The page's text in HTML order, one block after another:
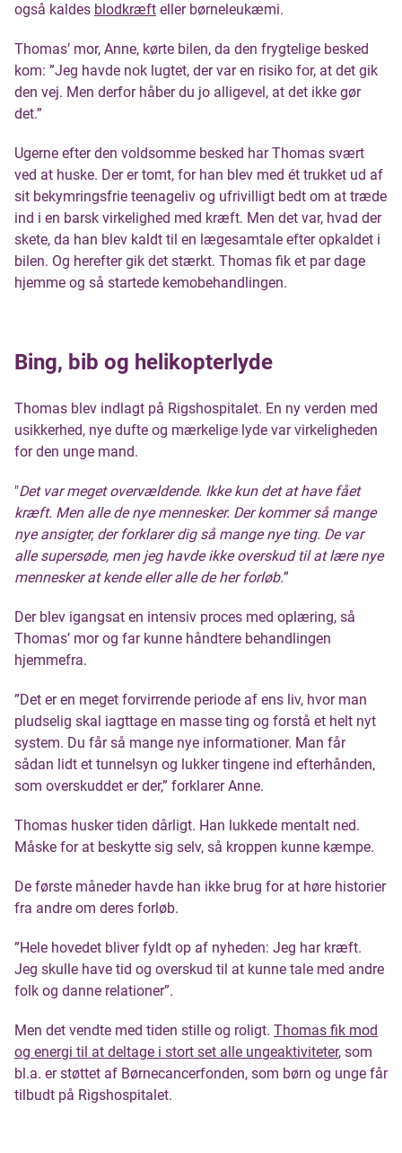
også kaldes blodkræft eller børneleukæmi.
Thomas’ mor, Anne, kørte bilen, da den frygtelige besked
kom: ”Jeg havde nok lugtet, der var en risiko for, at det gik
den vej. Men derfor håber du jo alligevel, at det ikke gør
det.”
Ugerne efter den voldsomme besked har Thomas svært
ved at huske. Der er tomt, for han blev med ét trukket ud af
sit bekymringsfrie teenageliv og ufrivilligt bedt om at træde
ind i en barsk virkelighed med kræft. Men det var, hvad der
skete, da han blev kaldt til en lægesamtale efter opkaldet i
bilen. Og herefter gik det stærkt. Thomas fik et par dage
hjemme og så startede kemobehandlingen.
Bing, bib og helikopterlyde
Thomas blev indlagt på Rigshospitalet. En ny verden med
usikkerhed, nye dufte og mærkelige lyde var virkeligheden
for den unge mand.
"Det var meget overvældende. Ikke kun det at have fået
kræft. Men alle de nye mennesker. Der kommer så mange
nye ansigter, der forklarer dig så mange nye ting. De var
alle supersøde, men jeg havde ikke overskud til at lære nye
mennesker at kende eller alle de her forløb.”
Der blev igangsat en intensiv proces med oplæring, så
Thomas’ mor og far kunne håndtere behandlingen
hjemmefra.
”Det er en meget forvirrende periode af ens liv, hvor man
pludselig skal iagttage en masse ting og forstå et helt nyt
system. Du får så mange nye informationer. Man får
sådan lidt et tunnelsyn og lukker tingene ind efterhånden,
som overskuddet er der,” forklarer Anne.
Thomas husker tiden dårligt. Han lukkede mentalt ned.
Måske for at beskytte sig selv, så kroppen kunne kæmpe.
De første måneder havde han ikke brug for at høre historier
fra andre om deres forløb.
”Hele hovedet bliver fyldt op af nyheden: Jeg har kræft.
Jeg skulle have tid og overskud til at kunne tale med andre
folk og danne relationer”.
Men det vendte med tiden stille og roligt. Thomas fik mod
og energi til at deltage i stort set alle ungeaktiviteter, som
bl.a. er støttet af Børnecancerfonden, som børn og unge får
tilbudt på Rigshospitalet.